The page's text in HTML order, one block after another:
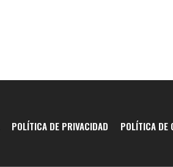
POLÍTICA DE PRIVACIDAD POLÍTICA DE